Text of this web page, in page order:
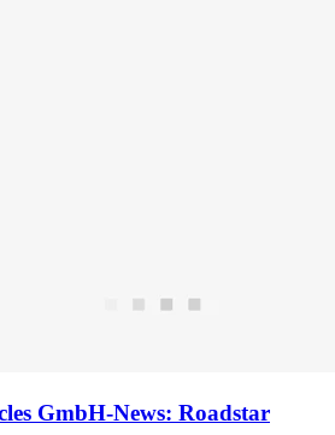
GmbH-News: Roadstar